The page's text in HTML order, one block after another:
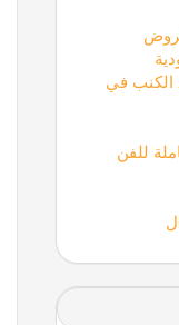
الكنب في
للفن